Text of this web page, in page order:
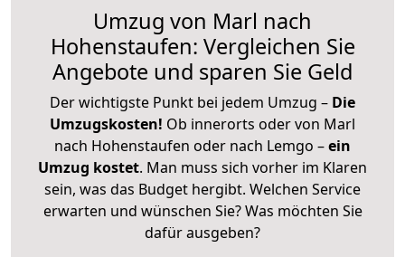
Umzug von Marl nach
Hohenstaufen: Vergleichen Sie
Angebote und sparen Sie Geld
Der wichtigste Punkt bei jedem Umzug – Die
Umzugskosten! Ob innerorts oder von Marl
nach Hohenstaufen oder nach Lemgo –ein
Umzug kostet. Man muss sich vorher im Klaren
sein, was das Budget hergibt. Welchen Service
erwarten und wünschen Sie? Was möchten Sie
dafür ausgeben?